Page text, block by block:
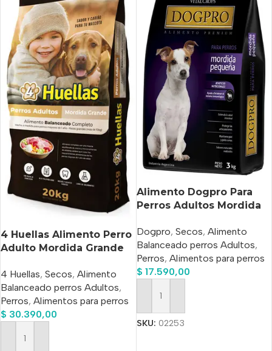
4 Huellas Alimento Perro
Adulto Mordida Grande
4 Huellas, Secos, Alimento
Balanceado perros Adultos,
Perros, Alimentos para perros
$ 30.390,00
Añadir Al Carrito
Alimento Dogpro Para
Perros Adultos Mordida
Dogpro, Secos, Alimento
Balanceado perros Adultos,
Perros, Alimentos para perros
$ 17.590,00
Añadir Al Carrito
SKU: 02253